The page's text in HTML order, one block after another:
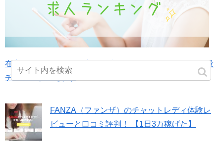
在宅チャットレディの安全で稼げるサイトランキング-現役
チャトレが教えます
FANZA（ファンザ）のチャットレディ体験レ
ビューと口コミ評判！ 【1日3万稼げた】